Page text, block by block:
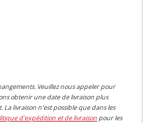
Veuillez nous appeler pour
obtenir une date de livraison plus
livraison n'est possible que dans les
d'expédition et de livraisonpour les